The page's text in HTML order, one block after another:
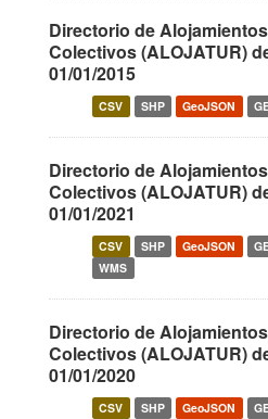
Directorio de
Colectivos (ALOJATUR)
01/01/2015
CSV SHP GeoJSON
Directorio de
Colectivos (ALOJATUR)
01/01/2021
CSV SHP GeoJSON
WMS
Directorio de
Colectivos (ALOJATUR)
01/01/2020
CSV SHP GeoJSON